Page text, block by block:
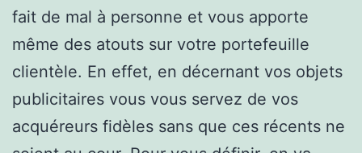
fait de mal à personne et vous apporte
même des atouts sur votre portefeuille
clientèle. En effet, en décernant vos objets
publicitaires vous vous servez de vos
acquéreurs fidèles sans que ces récents ne